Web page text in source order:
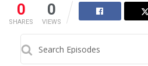
0
SHARES
0
VIEWS
Search
Episodes